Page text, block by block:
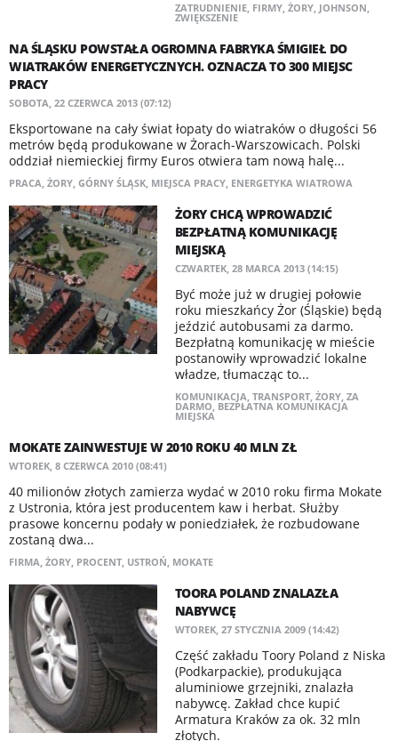
ZATRUDNIENIE, FIRMY, ŻORY, JOHNSON,
ZWIĘKSZENIE
NA ŚLĄSKU POWSTAŁA OGROMNA FABRYKA ŚMIGIEŁ DO
WIATRAKÓW ENERGETYCZNYCH. OZNACZA TO 300 MIEJSC
PRACY
SOBOTA, 22 CZERWCA 2013 (07:12)
Eksportowane na cały świat łopaty do wiatraków o długości 56
metrów będą produkowane w Żorach-Warszowicach. Polski
oddział niemieckiej firmy Euros otwiera tam nową halę...
PRACA, ŻORY, GÓRNY ŚLĄSK, MIEJSCA PRACY, ENERGETYKA WIATROWA
ŻORY CHCĄ WPROWADZIĆ
BEZPŁATNĄ KOMUNIKACJĘ
MIEJSKĄ
CZWARTEK, 28 MARCA 2013 (14:15)
Być może już w drugiej połowie
roku mieszkańcy Żor (Śląskie) będą
jeździć autobusami za darmo.
Bezpłatną komunikację w mieście
postanowiły wprowadzić lokalne
władze, tłumacząc to...
KOMUNIKACJA, TRANSPORT, ŻORY, ZA
DARMO, BEZPŁATNA KOMUNIKACJA
MIEJSKA
MOKATE ZAINWESTUJE W 2010 ROKU 40 MLN ZŁ
WTOREK, 8 CZERWCA 2010 (08:41)
40 milionów złotych zamierza wydać w 2010 roku firma Mokate
z Ustronia, która jest producentem kaw i herbat. Służby
prasowe koncernu podały w poniedziałek, że rozbudowane
zostaną dwa...
FIRMA, ŻORY, PROCENT, USTROŃ, MOKATE
TOORA POLAND ZNALAZŁA
NABYWCĘ
WTOREK, 27 STYCZNIA 2009 (14:42)
Część zakładu Toory Poland z Niska
(Podkarpackie), produkująca
aluminiowe grzejniki, znalazła
nabywcę. Zakład chce kupić
Armatura Kraków za ok. 32 mln
złotych.